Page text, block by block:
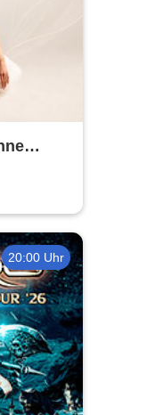
20:00 Uhr